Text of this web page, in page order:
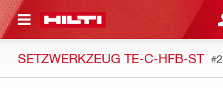
SETZWERKZEUG TE-C-HFB-ST